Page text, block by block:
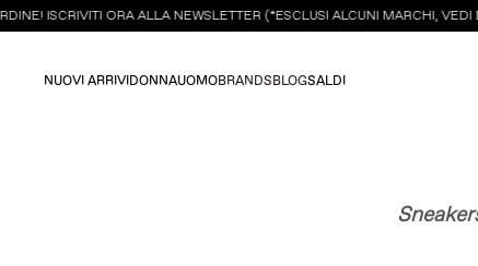
ISCRIVITI ORA ALLA NEWSLETTER (*ESCLUSI ALCUNI MARCHI, VEDI
NUOVI ARRIVIDONNAUOMOBRANDSBLOGSALDI